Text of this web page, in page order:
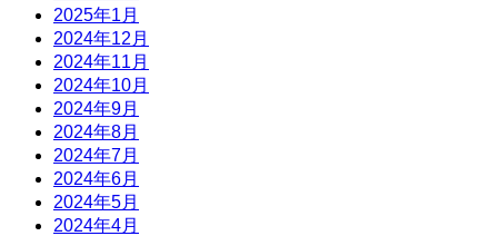
2025年1月
2024年12月
2024年11月
2024年10月
2024年9月
2024年8月
2024年7月
2024年6月
2024年5月
2024年4月